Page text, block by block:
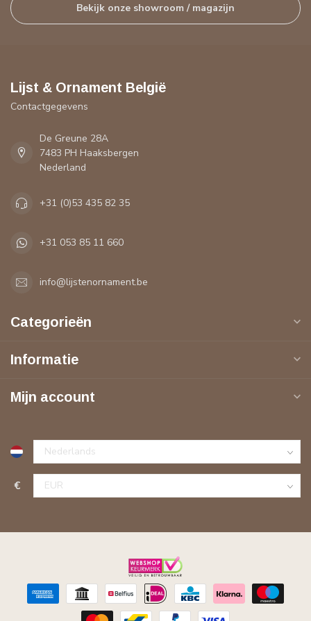
Bekijk onze showroom / magazijn
Lijst & Ornament België
Contactgegevens
De Greune 28A
7483 PH Haaksbergen
Nederland
+31 (0)53 435 82 35
+31 053 85 11 660
info@lijstenornament.be
Categorieën
Informatie
Mijn account
€